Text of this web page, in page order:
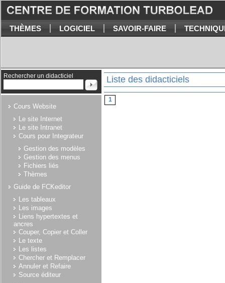
THÈMES LOGICIEL SAVOIR-FAIRE
Rechercher un didacticiel
Cours Website
Le site Internet
Le site Intranet
Cours pour Integrateur
Gestion des modèles
Gestion des menus
Fichiers liés
Thèmes
Guide de FCKeditor
Les tableaux
Les images
Liens hypertextes et
ancres
Couper, Copier et Coller
Le texte
Les listes
Chercher et Remplacer
Annuler et Refaire
Source éditeur
Liste des didacticiels
1